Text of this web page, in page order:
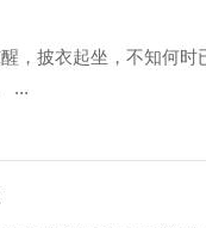
，披衣起坐，不知何
...